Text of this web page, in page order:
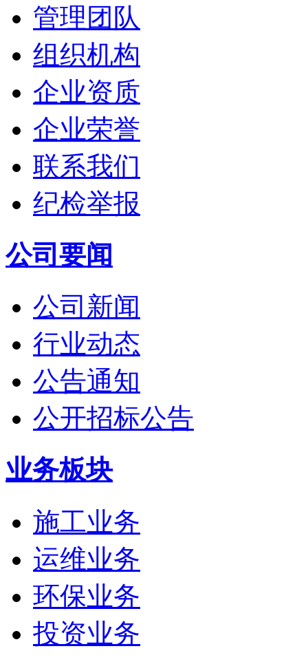
管理团队
组织机构
企业资质
企业荣誉
联系我们
纪检举报
公司要闻
公司新闻
行业动态
公告通知
公开招标公告
业务板块
施工业务
运维业务
环保业务
投资业务